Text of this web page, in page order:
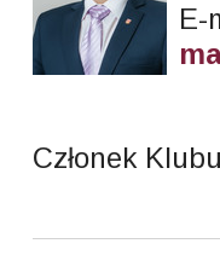
E-
Członek